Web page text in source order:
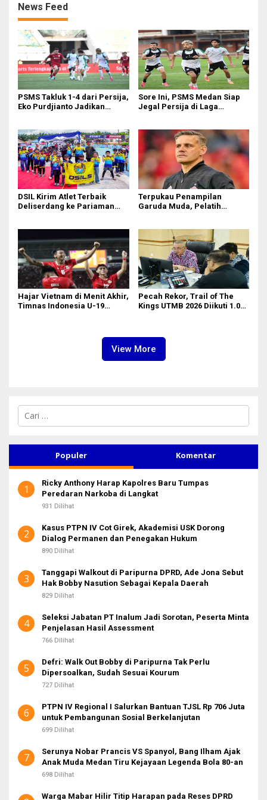
News Feed
PSMS Takluk 1-4 dari Persija,
Eko Purdjianto Jadikan
Sore Ini, PSMS Medan Siap
Jegal Persija di Laga
DSIL Kirim Atlet Terbaik
Deliserdang ke Pariaman
Terpukau Penampilan
Garuda Muda, Pelatih
Aksi Timnas U-19
Hajar Vietnam di Menit Akhir,
Timnas Indonesia U-19
Pecah Rekor, Trail of The
Kings UTMB 2026 Diikuti 1.015
View More
C
i
n
u
k
Populer Komentar
1
Ricky Anthony Harap Kapolres Baru Tumpas
Peredaran Narkoba di Langkat
931 Dilihat
2
Kasus PTPN IV Cot Girek, Akademisi USK Dorong
Dialog Permanen dan Penegakan Hukum
890 Dilihat
3
Tanggapi Walkout di Paripurna DPRD, Ade Jona Sebut
Hak Bobby Nasution Sebagai Kepala Daerah
829 Dilihat
4
Seleksi Jabatan PT Inalum Jadi Sorotan, Peserta Minta
Penjelasan Hasil Assessment
766 Dilihat
5
Defri: Walk Out Bobby di Paripurna Tak Perlu
Dipersoalkan, Sudah Sesuai Kourum
727 Dilihat
6
PTPN IV Regional I Salurkan Bantuan TJSL Rp 706 Juta
untuk Pembangunan Sosial Berkelanjutan
699 Dilihat
7
Serunya Nobar Prancis VS Spanyol, Bang Ilham Ajak
Anak Muda Medan Tiru Kejayaan Legenda Bola 80-an
698 Dilihat
Warga Mabar Hilir Titip Harapan pada Reses DPRD